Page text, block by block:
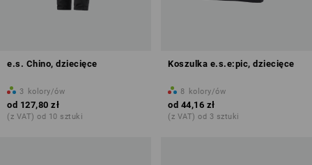
e.s. Chino, dziecięce
3 kolory/ów
od 127,80 zł
(z VAT) od 10 sztuki
Koszulka e.s.e:pic, dziecięce
8 kolory/ów
od 44,16 zł
(z VAT) od 3 sztuki